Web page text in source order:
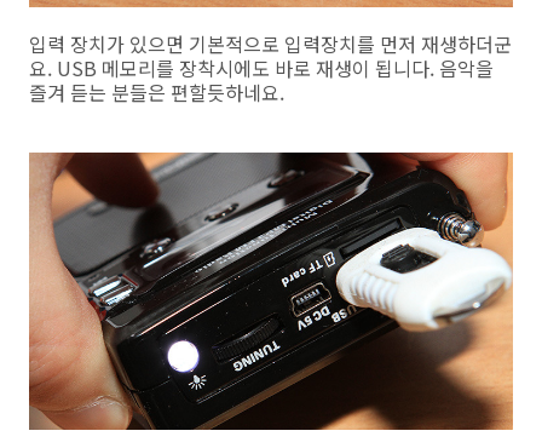
입력 장치가 있으면 기본적으로 입력장치를 먼저 재생하더군
요. USB 메모리를 장착시에도 바로 재생이 됩니다. 음악을
즐겨 듣는 분들은 편할듯하네요.